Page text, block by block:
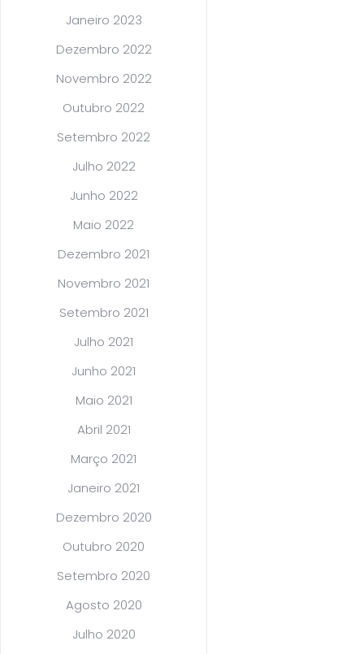
Janeiro 2023
Dezembro 2022
Novembro 2022
Outubro 2022
Setembro 2022
Julho 2022
Junho 2022
Maio 2022
Dezembro 2021
Novembro 2021
Setembro 2021
Julho 2021
Junho 2021
Maio 2021
Abril 2021
Março 2021
Janeiro 2021
Dezembro 2020
Outubro 2020
Setembro 2020
Agosto 2020
Julho 2020